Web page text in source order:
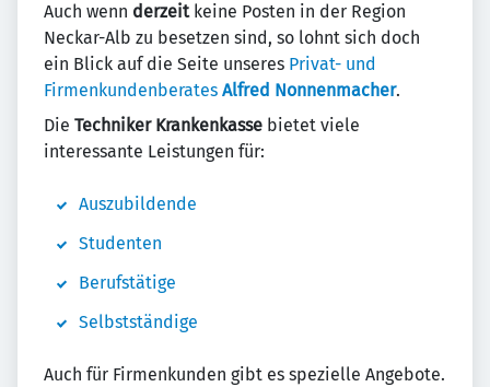
Auch wenn derzeitkeine Posten in der Region
Neckar-Alb zu besetzen sind, so lohnt sich doch
ein Blick auf die Seite unseres Privat- und
Firmenkundenberates Alfred Nonnenmacher.
Die Techniker Krankenkasse bietet viele
interessante Leistungen für:
Auszubildende
Studenten
Berufstätige
Selbstständige
Auch für Firmenkunden gibt es spezielle Angebote.